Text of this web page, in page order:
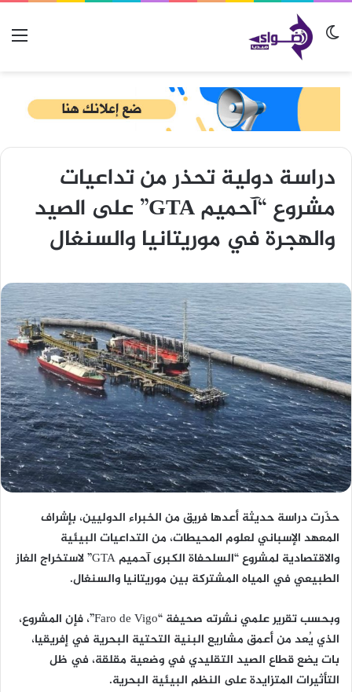
الوضع المظلم
دراسة دولية تحذر من تداعيات
مشروع “آحميم GTA” على الصيد
والهجرة في موريتانيا والسنغال
حذّرت دراسة حديثة أعدها فريق من الخبراء الدوليين، بإشراف
المعهد الإسباني لعلوم المحيطات، من التداعيات البيئية
والاقتصادية لمشروع “السلحفاة الكبرى آحميم GTA” لاستخراج الغاز
الطبيعي في المياه المشتركة بين موريتانيا والسنغال.
وبحسب تقرير علمي نشرته صحيفة “Faro de Vigo”، فإن المشروع،
الذي يُعد من أعمق مشاريع البنية التحتية البحرية في إفريقيا،
بات يضع قطاع الصيد التقليدي في وضعية مقلقة، في ظل
التأثيرات المتزايدة على النظم البيئية البحرية.